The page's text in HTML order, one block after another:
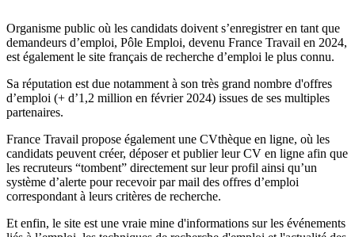
Organisme public où les candidats doivent s’enregistrer en tant que
demandeurs d’emploi, Pôle Emploi, devenu France Travail en 2024,
est également le site français de recherche d’emploi le plus connu.
Sa réputation est due notamment à son très grand nombre d'offres
d’emploi (+ d’1,2 million en février 2024) issues de ses multiples
partenaires.
France Travail propose également une CVthèque en ligne, où les
candidats peuvent créer, déposer et publier leur CV en ligne afin que
les recruteurs “tombent” directement sur leur profil ainsi qu’un
système d’alerte pour recevoir par mail des offres d’emploi
correspondant à leurs critères de recherche.
Et enfin, le site est une vraie mine d'informations sur les événements